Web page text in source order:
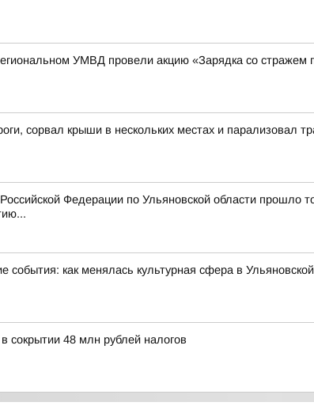
УМВД провели акцию «Зарядка со стражем
сорвал крыши в нескольких местах и парализовал
Федерации по Ульяновской области прошло
как менялась культурная сфера в
сокрытии 48 млн рублей налогов